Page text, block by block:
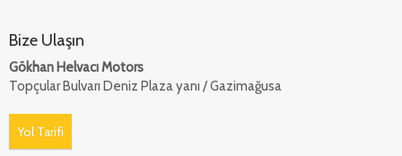
Bize Ulaşın
Gökhan Helvacı Motors
Topçular Bulvarı Deniz Plaza yanı / Gazimağusa
Yol Tarifi